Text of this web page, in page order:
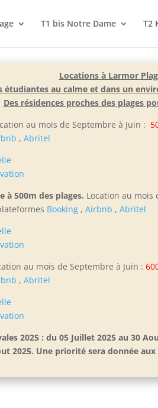
T1 bis Notre Dame T2
Locations à Larmor
étudiantes au calme et dans un
Des résidences proches des plages
au mois de Septembre à Juin :
,Abritel
à 500m des plages. Location au mois
Booking ,Airbnb ,Abritel
au mois de Septembre à Juin :
,Abritel
2025 : du 05 Juillet 2025 au 30
2025. Une priorité sera donnée